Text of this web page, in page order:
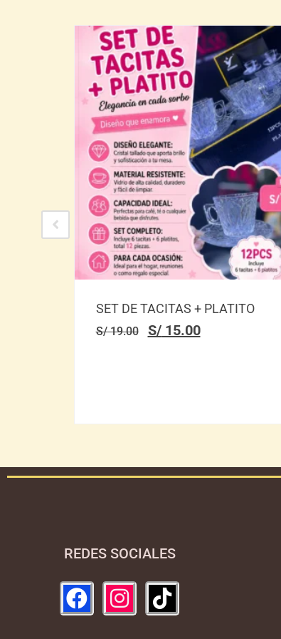
SET DE TACITAS + PLATITO
S/19.00 S/15.00
REDES SOCIALES